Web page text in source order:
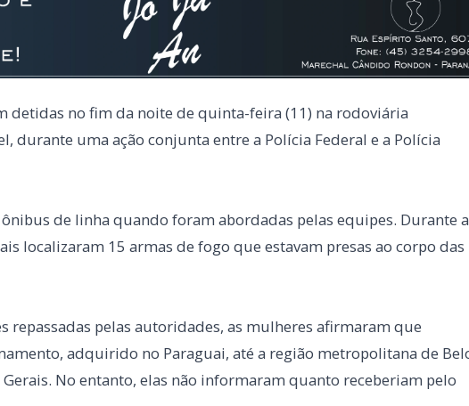
durante uma ação conjunta entre a Polícia Federal e a Polícia
localizaram 15 armas de fogo que estavam presas ao corpo das
adquirido no Paraguai, até a região metropolitana de Belo
No entanto, elas não informaram quanto receberiam pelo
juntamente com as armas apreendidas, para a Delegacia
onde permanecem à disposição da Justiça.